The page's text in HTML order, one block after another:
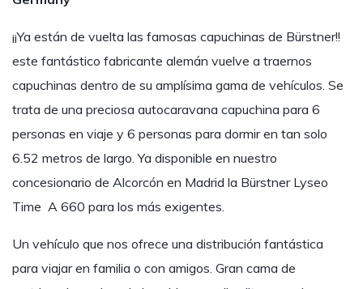
¡¡Ya están de vuelta las famosas capuchinas de Bürstner!!
este fantástico fabricante alemán vuelve a traernos
capuchinas dentro de su amplísima gama de vehículos. Se
trata de una preciosa autocaravana capuchina para 6
personas en viaje y 6 personas para dormir en tan solo
6.52 metros de largo. Ya disponible en nuestro
concesionario de Alcorcón en Madrid la Bürstner Lyseo
Time A 660 para los más exigentes.
Un vehículo que nos ofrece una distribución fantástica
para viajar en familia o con amigos. Gran cama de